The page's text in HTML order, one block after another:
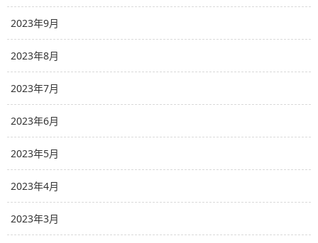
2023年9月
2023年8月
2023年7月
2023年6月
2023年5月
2023年4月
2023年3月